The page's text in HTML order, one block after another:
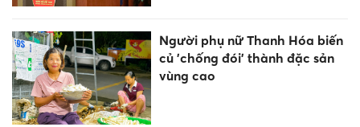
Người phụ nữ Thanh Hóa biến
củ 'chống đói' thành đặc sản
vùng cao